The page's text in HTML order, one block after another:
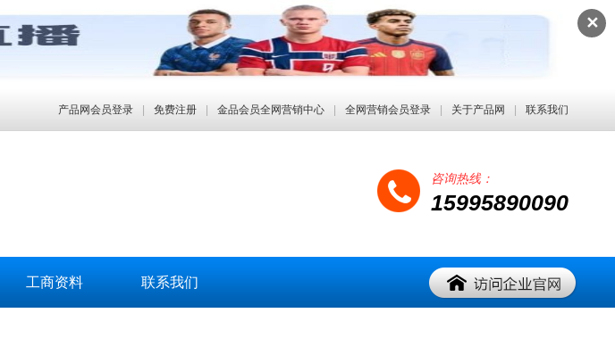
✕
产品网会员登录 免费注册 金品会员全网营销中心 全网营销会员登录 关于产品网 联系我们
咨询热线：
15995890090
工商资料 联系我们